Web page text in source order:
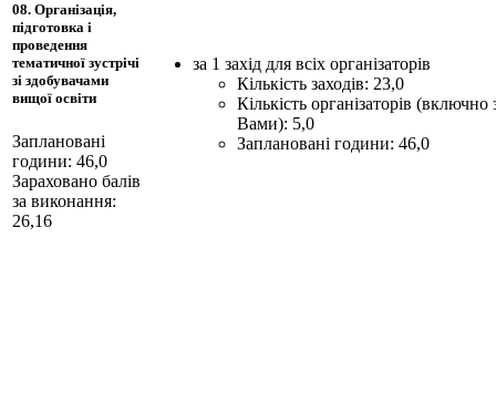
08. Організація,
підготовка і
проведення
тематичної зустрічі
зі здобувачами
вищої освіти
Заплановані
години: 46,0
Зараховано балів
за виконання:
26,16
за 1 захід для всіх організаторів
Кількість заходів: 23,0
Кількість організаторів (включно
Вами): 5,0
Заплановані години: 46,0